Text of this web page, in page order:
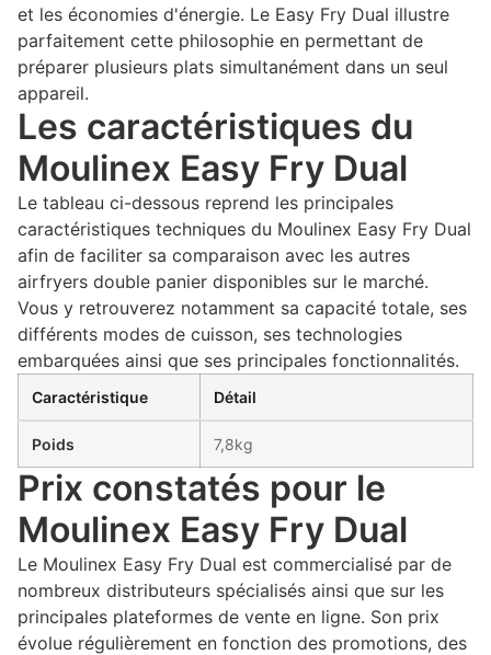
et les économies d'énergie. Le Easy Fry Dual illustre
parfaitement cette philosophie en permettant de
préparer plusieurs plats simultanément dans un seul
appareil.
Les caractéristiques du
Moulinex Easy Fry Dual
Le tableau ci-dessous reprend les principales
caractéristiques techniques du Moulinex Easy Fry Dual
afin de faciliter sa comparaison avec les autres
airfryers double panier disponibles sur le marché.
Vous y retrouverez notamment sa capacité totale, ses
différents modes de cuisson, ses technologies
embarquées ainsi que ses principales fonctionnalités.
Caractéristique Détail
Poids 7,8kg
Prix constatés pour le
Moulinex Easy Fry Dual
Le Moulinex Easy Fry Dual est commercialisé par de
nombreux distributeurs spécialisés ainsi que sur les
principales plateformes de vente en ligne. Son prix
évolue régulièrement en fonction des promotions, des